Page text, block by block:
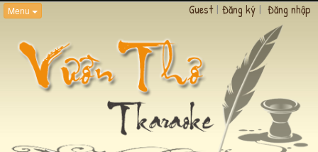
Menu Guest | Đăng ký | Đăng nhập